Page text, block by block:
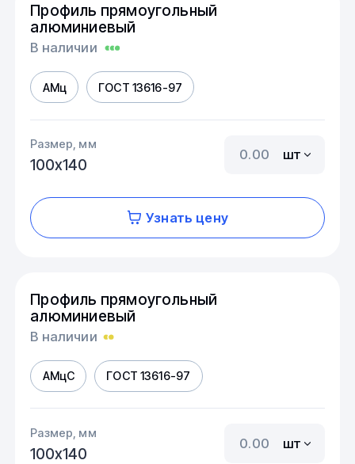
Профиль прямоугольный
алюминиевый
В наличии
АМц ГОСТ 13616-97
Размер, мм
100х140
шт
Узнать цену
Профиль прямоугольный
алюминиевый
В наличии
АМцС ГОСТ 13616-97
Размер, мм
100х140
шт